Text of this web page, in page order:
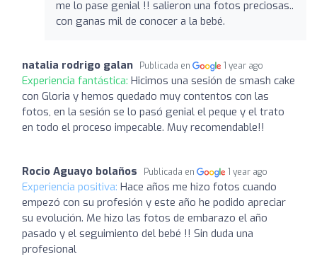
me lo pase genial !! salieron una fotos preciosas..
con ganas mil de conocer a la bebé.
natalia rodrigo galan Publicada en 1 year ago
Experiencia fantástica: Hicimos una sesión de smash cake
con Gloria y hemos quedado muy contentos con las
fotos, en la sesión se lo pasó genial el peque y el trato
en todo el proceso impecable. Muy recomendable!!
Rocio Aguayo bolaños Publicada en 1 year ago
Experiencia positiva: Hace años me hizo fotos cuando
empezó con su profesión y este año he podido apreciar
su evolución. Me hizo las fotos de embarazo el año
pasado y el seguimiento del bebé !! Sin duda una
profesional